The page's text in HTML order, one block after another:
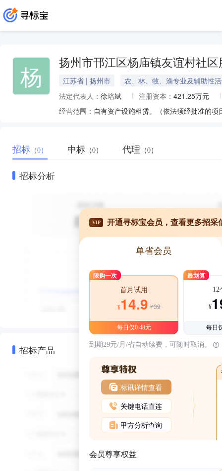
杨 扬州市邗江区杨庙镇友谊村社
江苏省 | 扬州市
农、林、牧、渔专业及辅助性
法定代表人： 徐培斌 注册资本： 421.25万元
经营范围： 自有资产设施租赁。（依法须经批准的
招标 （0） 中标 （0） 代理 （0）
招标分析
招标产品
VIP 开通寻标宝会员，查看更多招采
单省会员
限购一次
首月试用
¥14.9 ¥39
每日仅0.48元
最划算
12
¥
每日
到期29元/月/省自动续费，可随时取消。
标讯详情查看
关键电话直连
甲方分析查询
会员尊享权益